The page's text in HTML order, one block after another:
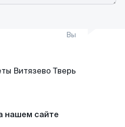
Вы
нашем сайте